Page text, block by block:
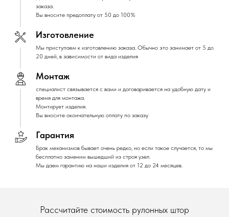
заказа.
Вы вносите предоплату от 50 до 100%
Изготовление
Мы приступаем к изготовлению заказа. Обычно это занимает от 5 до
20 дней, в зависимости от вида изделия
Монтаж
специалист связывается с вами и договаривается на удобную дату и
время для монтажа.
Монтирует изделия.
Вы вносите окончательную оплату по заказу
Гарантия
Брак механизмов бывает очень редко, но если такое случается, то мы
бесплатно заменим вышедший из строя узел.
Мы даем гарантию на наши изделия от 12 до 24 месяцев.
Рассчитайте стоимость рулонных штор